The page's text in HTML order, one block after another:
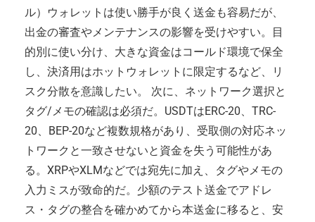
ル）ウォレットは使い勝手が良く送金も容易だが、
出金の審査やメンテナンスの影響を受けやすい。目
的別に使い分け、大きな資金はコールド環境で保全
し、決済用はホットウォレットに限定するなど、リ
スク分散を意識したい。 次に、ネットワーク選択と
タグ/メモの確認は必須だ。USDTはERC-20、TRC-
20、BEP-20など複数規格があり、受取側の対応ネッ
トワークと一致させないと資金を失う可能性があ
る。XRPやXLMなどでは宛先に加え、タグやメモの
入力ミスが致命的だ。少額のテスト送金でアドレ
ス・タグの整合を確かめてから本送金に移ると、安